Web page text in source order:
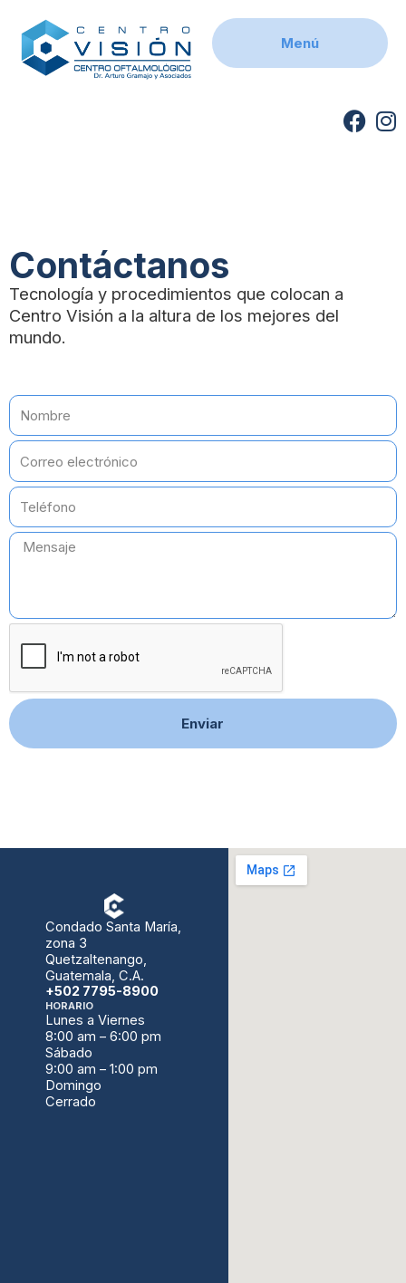
content
Menú
F
I
Contáctanos
Tecnología y procedimientos que colocan a
Centro Visión a la altura de los mejores del
mundo.
Nombre
Correo
electrónico
Teléfono
Mensaje
Enviar
Condado Santa María,
zona 3
Quetzaltenango,
Guatemala, C.A.
+502 7795-8900
HORARIO
Lunes a Viernes
8:00 am – 6:00 pm
Sábado
9:00 am – 1:00 pm
Domingo
Cerrado